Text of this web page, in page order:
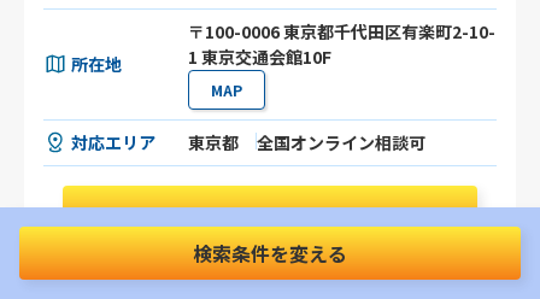
所在地
〒100-0006 東京都千代田区有楽町2-10-
1 東京交通会館10F
MAP
対応エリア 東京都 全国オンライン相談可
検索条件を変える